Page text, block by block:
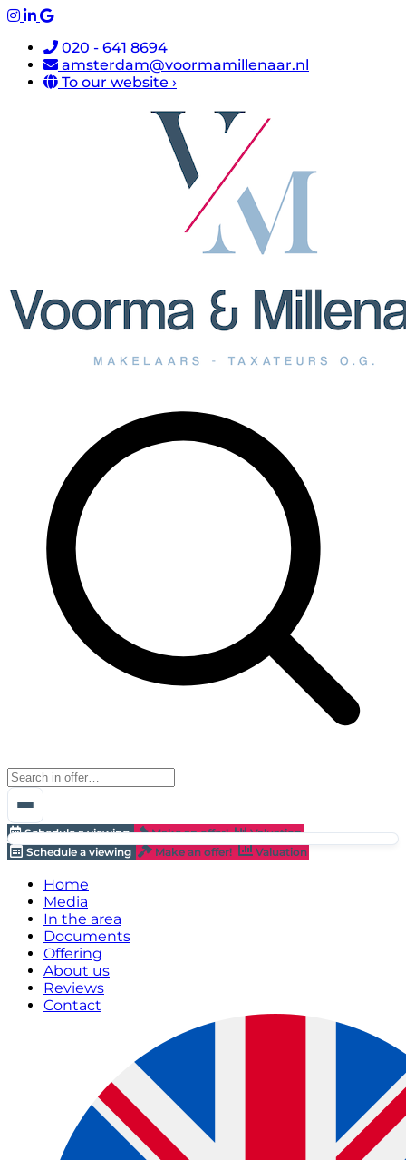
020 - 641 8694
amsterdam@voormamillenaar.nl
To our website ›
Schedule a viewing Make an offer!
Valuation
Schedule a viewing
Make an offer! Valuation
Home
Media
In the area
Documents
Offering
About us
Reviews
Contact